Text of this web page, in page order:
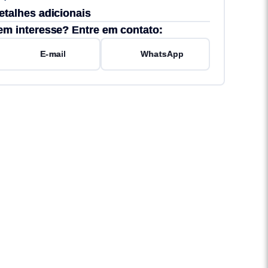
adicionais
interesse? Entre em contato:
E-mail WhatsApp